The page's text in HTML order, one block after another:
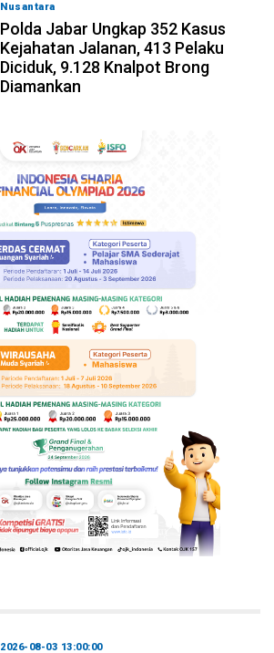
Nusantara
Polda Jabar Ungkap 352 Kasus
Kejahatan Jalanan, 413 Pelaku
Diciduk, 9.128 Knalpot Brong
Diamankan
2026-08-03 13:00:00